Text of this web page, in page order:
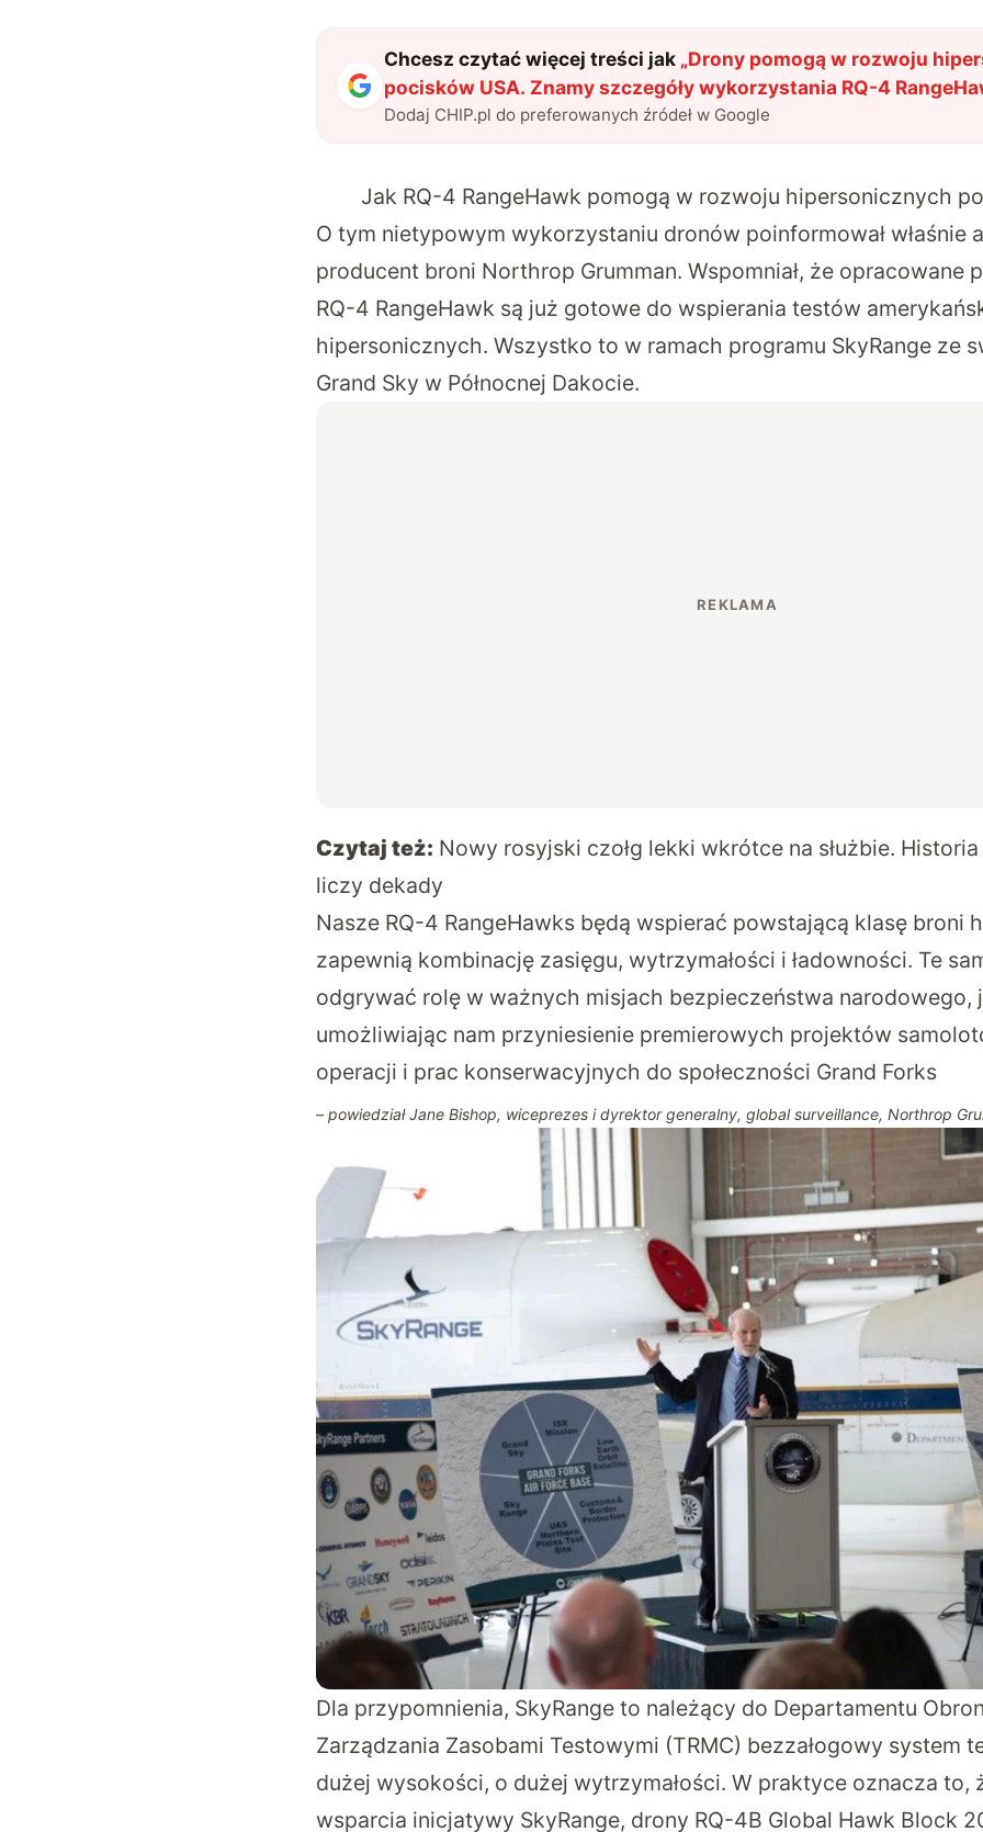
Chcesz czytać więcej treści jak „Drony pomogą w rozwoju
pocisków USA. Znamy szczegóły wykorzystania RQ-4
Dodaj CHIP.pl do preferowanych źródeł w Google
Jak RQ-4 RangeHawk pomogą w rozwoju hipersonicznych
O tym nietypowym wykorzystaniu dronów poinformował właśnie
producent broni Northrop Grumman. Wspomniał, że opracowane
RQ-4 RangeHawk są już gotowe do wspierania testów
hipersonicznych. Wszystko to w ramach programu SkyRange ze
Grand Sky w Północnej Dakocie.
Czytaj też: Nowy rosyjski czołg lekki wkrótce na służbie.
liczy dekady
Nasze RQ-4 RangeHawks będą wspierać powstającą klasę broni
zapewnią kombinację zasięgu, wytrzymałości i ładowności. Te
odgrywać rolę w ważnych misjach bezpieczeństwa narodowego,
umożliwiając nam przyniesienie premierowych projektów
operacji i prac konserwacyjnych do społeczności Grand Forks
– powiedział Jane Bishop, wiceprezes i dyrektor generalny, global surveillance, Northrop
Dla przypomnienia, SkyRange to należący do Departamentu
Zarządzania Zasobami Testowymi (TRMC) bezzałogowy system
dużej wysokości, o dużej wytrzymałości. W praktyce oznacza to,
wsparcia inicjatywy SkyRange, drony RQ-4B Global Hawk Block